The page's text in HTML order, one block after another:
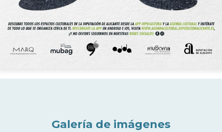
Galería de imágenes